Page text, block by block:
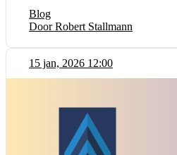
Blog
Door Robert Stallmann
15 jan, 2026 12:00